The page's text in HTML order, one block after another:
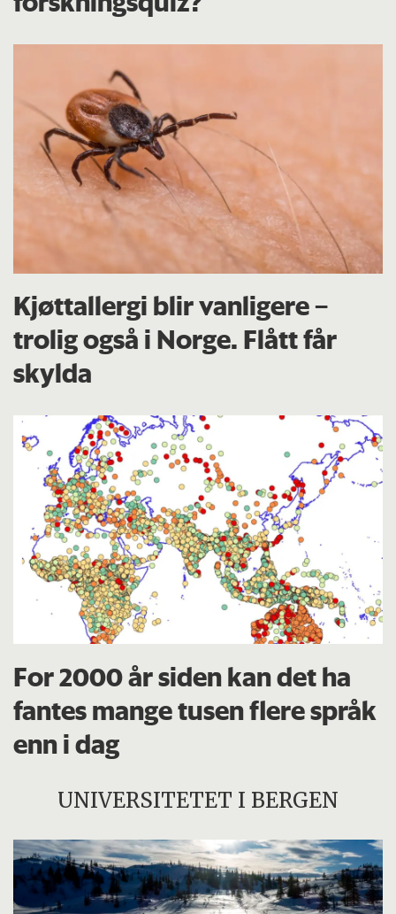
Kjøttallergi blir vanligere –
trolig også i Norge. Flått får
skylda
For 2000 år siden kan det ha
fantes mange tusen flere språk
enn i dag
UNIVERSITETET I BERGEN